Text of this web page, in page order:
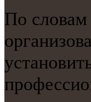
По